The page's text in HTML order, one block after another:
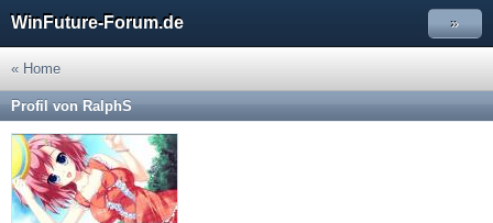
WinFuture-Forum.de »
« Home
Profil von RalphS